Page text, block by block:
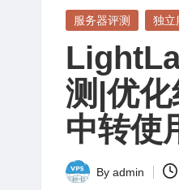
P
S
主
机
评
服
务
评
测
网
Posted
服务器评测 独立
测|优
中转使
Posted
By admin